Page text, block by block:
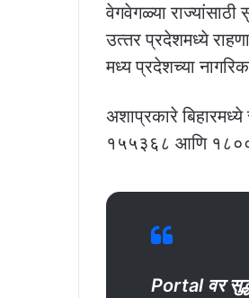
वेगवेगळ्या
उत्‍तर प्रदेशमध्ये
मध्‍य प्रदेशच्या
अशाप्रकारे
१५५३६८ आणि
Portal वर